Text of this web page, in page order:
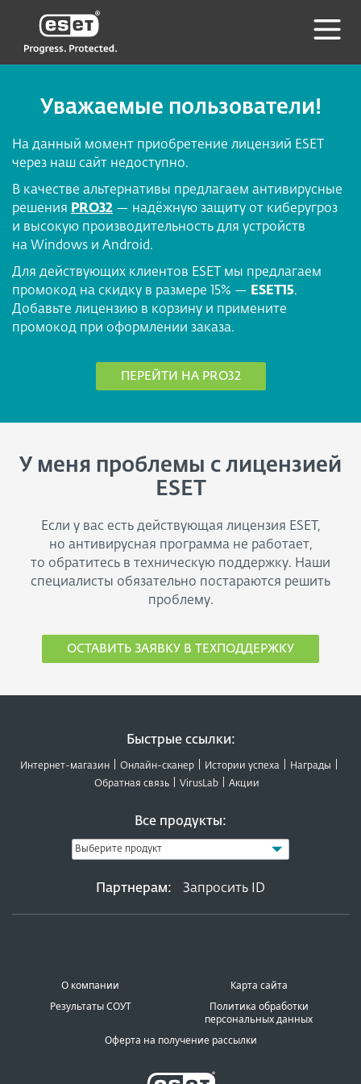
Уважаемые пользователи!
На данный момент приобретение лицензий ESET
через наш сайт недоступно.
В качестве альтернативы предлагаем антивирусные
решения PRO32 — надёжную защиту от киберугроз
и высокую производительность для устройств
на Windows и Android.
Для действующих клиентов ESET мы предлагаем
промокод на скидку в размере 15% —
ESET15.
Добавьте лицензию в корзину и примените
промокод при оформлении заказа.
ПЕРЕЙТИ НА PRO32
У меня проблемы с лицензией
ESET
Если у вас есть действующая лицензия ESET,
но антивирусная программа не работает,
то обратитесь в техническую поддержку. Наши
специалисты обязательно постараются решить
проблему.
ОСТАВИТЬ ЗАЯВКУ В ТЕХПОДДЕРЖКУ
Быстрые ссылки:
Интернет-магазин Онлайн-сканер Истории успеха
Награды
Обратная связь
VirusLab Акции
Все продукты:
Партнерам: Запросить ID
О компании
Карта сайта
Результаты СОУТ
Политика обработки
персональных данных
Оферта на получение рассылки